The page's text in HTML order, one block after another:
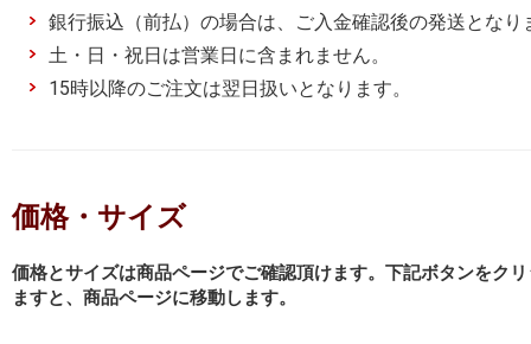
銀行振込（前払）の場合は、ご入金確認後の発送となり
土・日・祝日は営業日に含まれません。
15時以降のご注文は翌日扱いとなります。
価格・サイズ
価格とサイズは商品ページでご確認頂けます。下記ボタンをク
ますと、商品ページに移動します。